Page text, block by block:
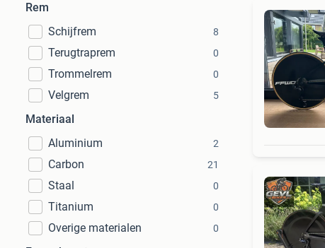
Rem
Schijfrem
8
Terugtraprem 0
Trommelrem 0
Velgrem 5
Materiaal
Aluminium
2
Carbon 21
Staal 0
Titanium 0
Overige materialen 0